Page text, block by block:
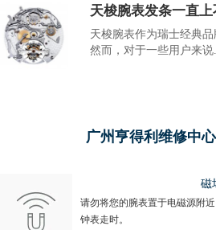
天梭腕表发条一直上
天梭腕表作为瑞士经典品
然而，对于一些用户来说
广州亨得利维修中
磁
请勿将您的腕表置于电磁源附
钟表走时。